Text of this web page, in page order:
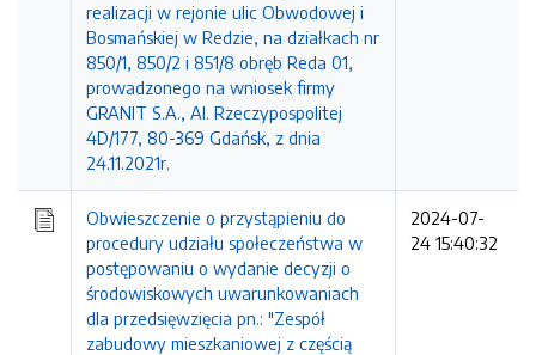
realizacji w rejonie ulic Obwodowej i
Bosmańskiej w Redzie, na działkach nr
850/1, 850/2 i 851/8 obręb Reda 01,
prowadzonego na wniosek firmy
GRANIT S.A., Al. Rzeczypospolitej
4D/177, 80-369 Gdańsk, z dnia
24.11.2021r.
Obwieszczenie o przystąpieniu do
procedury udziału społeczeństwa w
postępowaniu o wydanie decyzji o
środowiskowych uwarunkowaniach
dla przedsięwzięcia pn.: "Zespół
zabudowy mieszkaniowej z częścią
2024-07-
24 15:40:32